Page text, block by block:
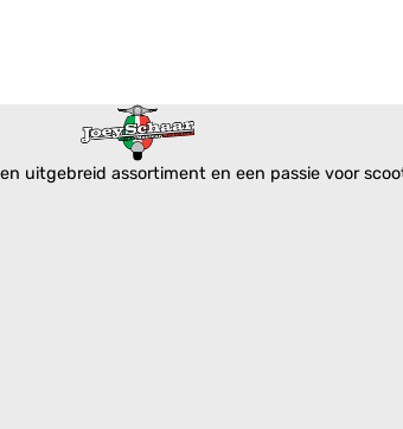
uitgebreid assortiment en een passie voor